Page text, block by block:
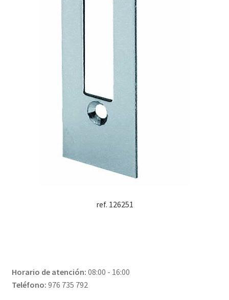
ref. 126251
Horario de atención: 08:00 - 16:00
Teléfono: 976 735 792